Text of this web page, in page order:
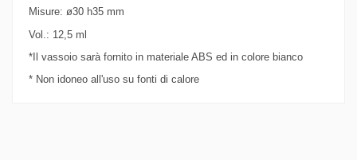
Misure: ø30 h35 mm
Vol.: 12,5 ml
*Il vassoio sarà fornito in materiale ABS ed in colore bianco
* Non idoneo all'uso su fonti di calore